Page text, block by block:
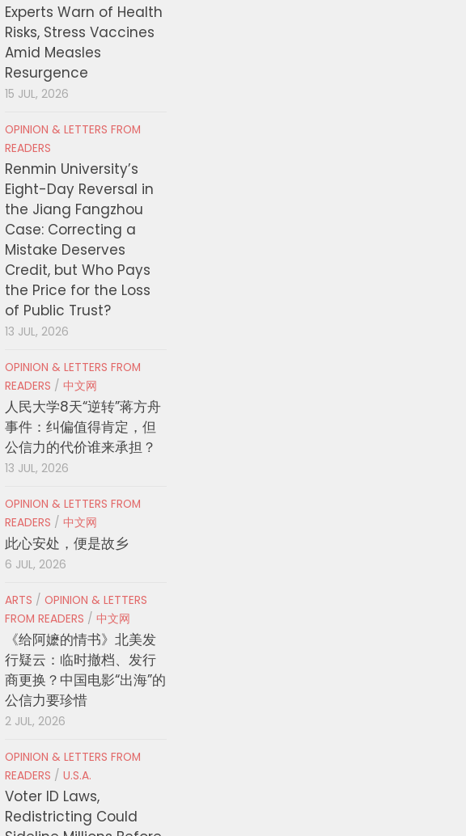
Experts Warn of Health
Risks, Stress Vaccines
Amid Measles
Resurgence
15 JUL, 2026
OPINION & LETTERS FROM
READERS
Renmin University’s
Eight-Day Reversal in
the Jiang Fangzhou
Case: Correcting a
Mistake Deserves
Credit, but Who Pays
the Price for the Loss
of Public Trust?
13 JUL, 2026
OPINION & LETTERS FROM
READERS / 中文网
人民大学8天“逆转”蒋方舟
事件：纠偏值得肯定，但
公信力的代价谁来承担？
13 JUL, 2026
OPINION & LETTERS FROM
READERS / 中文网
此心安处，便是故乡
6 JUL, 2026
ARTS / OPINION & LETTERS
FROM READERS / 中文网
《给阿嬷的情书》北美发
行疑云：临时撤档、发行
商更换？中国电影“出海”的
公信力要珍惜
2 JUL, 2026
OPINION & LETTERS FROM
READERS / U.S.A.
Voter ID Laws,
Redistricting Could